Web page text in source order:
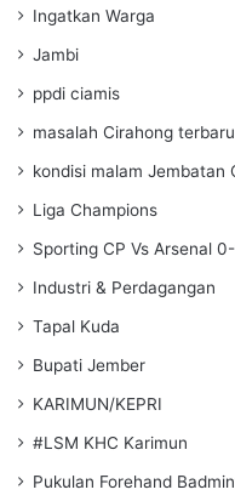
Ingatkan Warga
Jambi
ppdi ciamis
masalah Cirahong terbaru
kondisi malam Jembatan
Liga Champions
Sporting CP Vs Arsenal 0-
Industri & Perdagangan
Tapal Kuda
Bupati Jember
KARIMUN/KEPRI
#LSM KHC Karimun
Pukulan Forehand